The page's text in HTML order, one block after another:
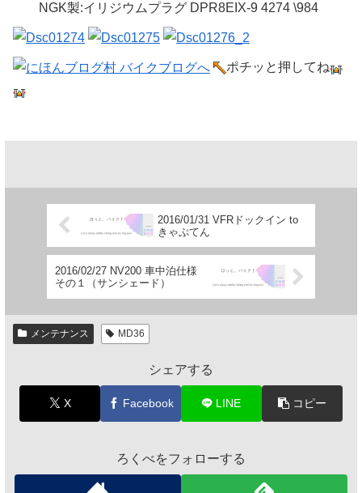
NGK製:イリジウムプラグ DPR8EIX-9 4274 \984
ポチッと押してね
2016/01/31 VFRドックイン to
きゃぷてん
2016/02/27 NV200 車中泊仕様
その１（サンシェード）
メンテナンス MD36
シェアする
X Facebook LINE コピー
ろくべをフォローする